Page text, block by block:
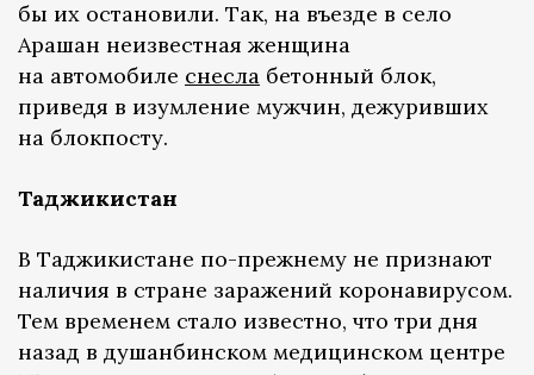
бы их остановили. Так, на въезде в село
Арашан неизвестная женщина
на автомобиле снесла бетонный блок,
приведя в изумление мужчин, дежуривших
на блокпосту.
Таджикистан
В Таджикистане по-прежнему не признают
наличия в стране заражений коронавирусом.
Тем временем стало известно, что три дня
назад в душанбинском медицинском центре